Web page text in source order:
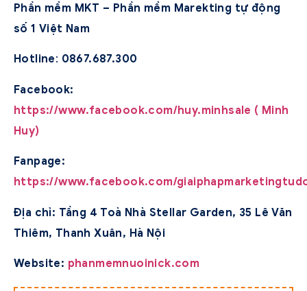
Phần mềm MKT – Phần mềm Marekting tự động
số 1 Việt Nam
Hotline: 0867.687.300
Facebook:
https://www.facebook.com/huy.minhsale ( Minh
Huy)
Fanpage:
https://www.facebook.com/
Địa chỉ: Tầng 4 Toà Nhà Stellar Garden, 35 Lê Văn
Thiêm, Thanh Xuân, Hà Nội
Website: phanmemnuoinick.com